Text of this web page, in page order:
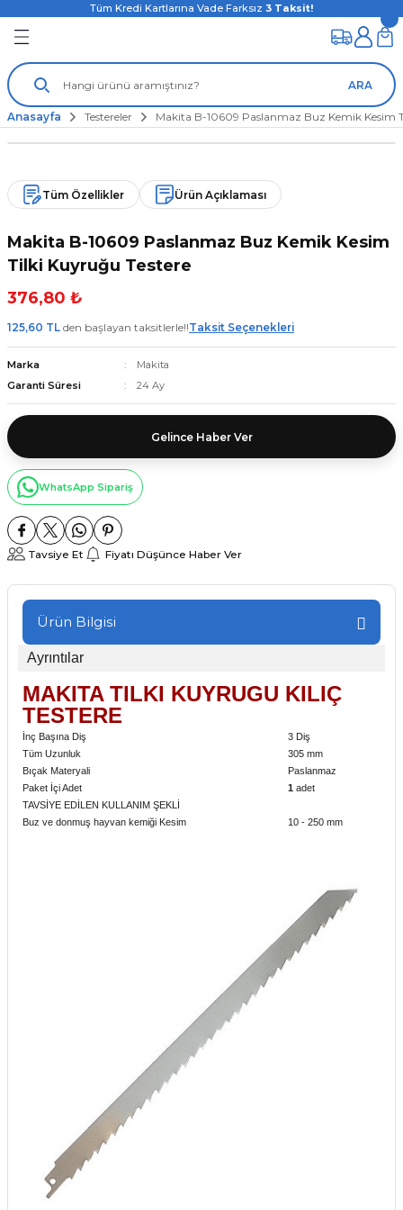
Tüm Kredi Kartlarına Vade Farksız 3 Taksit!
ARA
Anasayfa Testereler Makita B-10609 Paslanmaz Buz Kemik Kesim
Tüm Özellikler Ürün Açıklaması
Makita B-10609 Paslanmaz Buz Kemik Kesim
Tilki Kuyruğu Testere
376,80 ₺
125,60 TL den başlayan taksitlerle!!Taksit Seçenekleri
Marka
Makita
Garanti Süresi
24 Ay
Gelince Haber Ver
WhatsApp Sipariş
Tavsiye Et Fiyatı Düşünce Haber Ver
Ürün Bilgisi
Ayrıntılar
MAKİTA TİLKİ KUYRUĞU KILIÇ
TESTERE
İnç Başına Diş
3 Diş
Tüm Uzunluk
305 mm
Bıçak Materyali
Paslanmaz
Paket İçi Adet
1 adet
TAVSİYE EDİLEN KULLANIM ŞEKLİ
Buz ve donmuş hayvan kemiği Kesim
10 - 250 mm